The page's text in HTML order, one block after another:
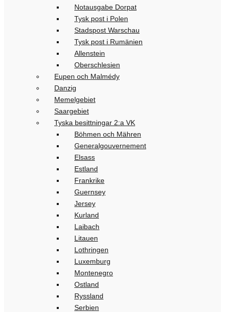
Notausgabe Dorpat
Tysk post i Polen
Stadspost Warschau
Tysk post i Rumänien
Allenstein
Oberschlesien
Eupen och Malmédy
Danzig
Memelgebiet
Saargebiet
Tyska besittningar 2:a VK
Böhmen och Mähren
Generalgouvernement
Elsass
Estland
Frankrike
Guernsey
Jersey
Kurland
Laibach
Litauen
Lothringen
Luxemburg
Montenegro
Ostland
Ryssland
Serbien